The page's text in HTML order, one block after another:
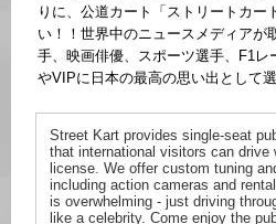
りに、公道カート「ストリートカー
い！！世界中のニュースメディアが
手、映画俳優、スポーツ選手、F1レ
やVIPに日本の最高の思い出として選
Street Kart provides single-seat
that international visitors can drive
license. We offer custom tuning
including action cameras and
is overwhelming - just driving
like a celebrity. Come enjoy the